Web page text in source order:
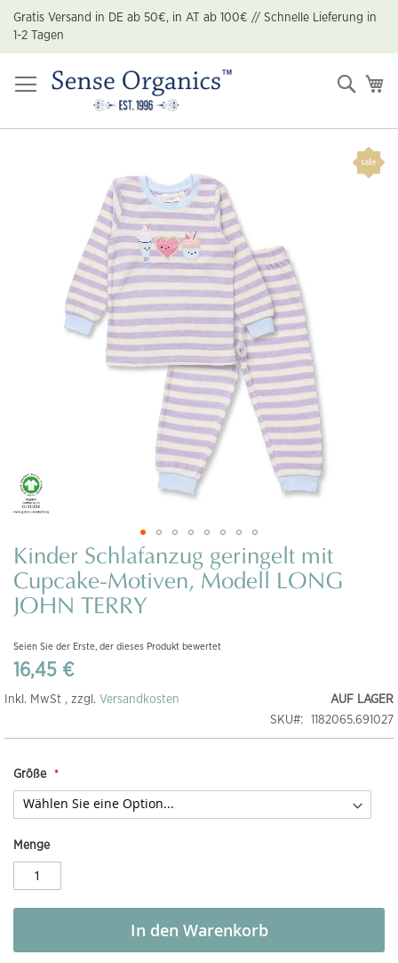
Zum
Inhalt
springen
Gratis Versand in DE ab 50€, in AT ab 100€ // Schnelle Lieferung in
1-2 Tagen
Suche
Zum
Anfang
der
Bildgalerie
Kinder Schlafanzug geringelt mit
Cupcake-Motiven, Modell LONG
JOHN TERRY
Seien Sie der Erste, der dieses Produkt bewertet
16,45 €
AUF LAGER
SKU
1182065.691027
Inkl. MwSt , zzgl. Versandkosten
Größe
Menge
In den Warenkorb